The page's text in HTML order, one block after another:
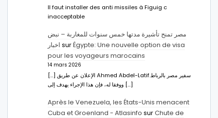
Il faut installer des anti missiles à Figuig c
inacceptable
مصر تمنح تأشيرة مدتها خمس سنوات للمغاربة – نبض
اخبار surÉgypte: Une nouvelle option de visa
pour les voyageurs marocains
14 mars 2026
[…] الإعلان عن طريق Ahmed Abdel-Latifسفير مصر بالرباط.
ووفقا له، فإن هذا الإجراء يهدف إلى […]
Après le Venezuela, les États-Unis menacent
Cuba et Groenland - Atlasinfo surChute de